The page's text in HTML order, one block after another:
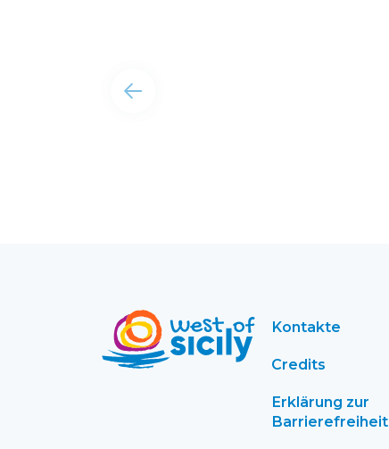
Kontakte
Credits
Erklärung zur
Barrierefreiheit